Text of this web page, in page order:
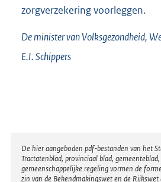
zorgverzekering voorleggen.
De minister van Volksgezondheid,
E.I.Schippers
Disclaimer
De hier aangeboden pdf-bestanden van het
Tractatenblad, provinciaal blad,
gemeenschappelijke regeling vormen de
zin van de Bekendmakingswet en de